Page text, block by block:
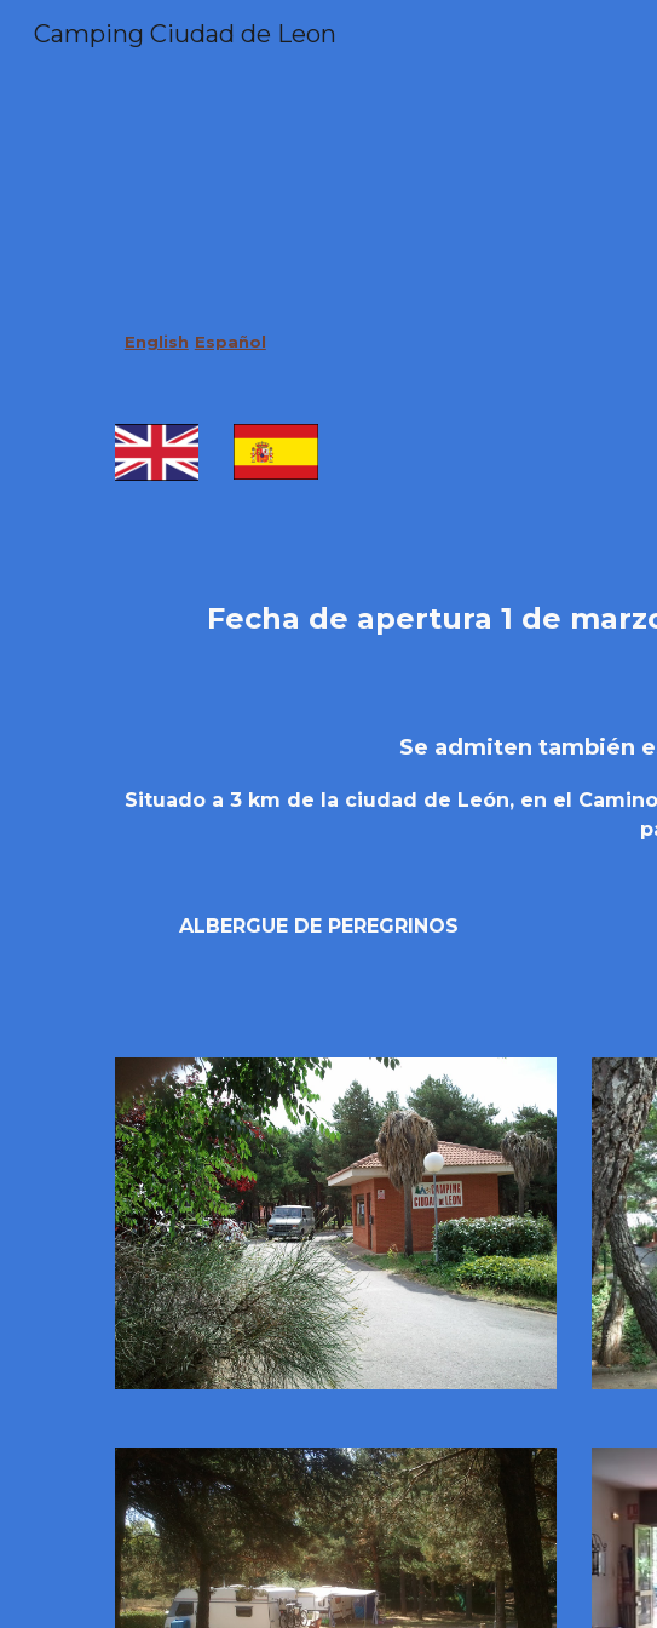
Camping Ciudad de Leon
English Español
Fecha de apertura 1 de
Se admiten también
Situado a 3 km de la ciudad de León, en el
ALBERGUE DE PEREGRINOS